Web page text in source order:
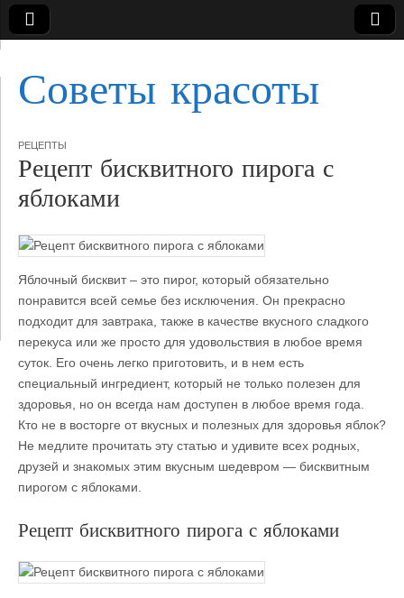
Советы красоты
РЕЦЕПТЫ
Рецепт бисквитного пирога с
яблоками
Яблочный бисквит – это пирог, который обязательно
понравится всей семье без исключения. Он прекрасно
подходит для завтрака, также в качестве вкусного сладкого
перекуса или же просто для удовольствия в любое время
суток. Его очень легко приготовить, и в нем есть
специальный ингредиент, который не только полезен для
здоровья, но он всегда нам доступен в любое время года.
Кто не в восторге от вкусных и полезных для здоровья яблок?
Не медлите прочитать эту статью и удивите всех родных,
друзей и знакомых этим вкусным шедевром — бисквитным
пирогом с яблоками.
Рецепт бисквитного пирога с яблоками